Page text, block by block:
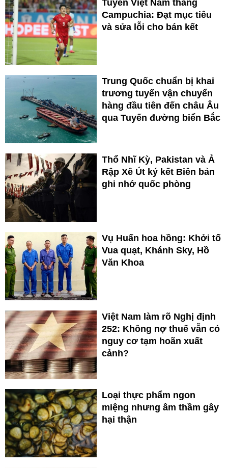
Tuyển Việt Nam thắng
Campuchia: Đạt mục tiêu
và sửa lỗi cho bán kết
Trung Quốc chuẩn bị khai
trương tuyến vận chuyển
hàng đầu tiên đến châu Âu
qua Tuyến đường biển Bắc
Thổ Nhĩ Kỳ, Pakistan và Ả
Rập Xê Út ký kết Biên bản
ghi nhớ quốc phòng
Vụ Huấn hoa hồng: Khởi tố
Vua quạt, Khánh Sky, Hồ
Văn Khoa
Việt Nam làm rõ Nghị định
252: Không nợ thuế vẫn có
nguy cơ tạm hoãn xuất
cảnh?
Loại thực phẩm ngon
miệng nhưng âm thầm gây
hại thận